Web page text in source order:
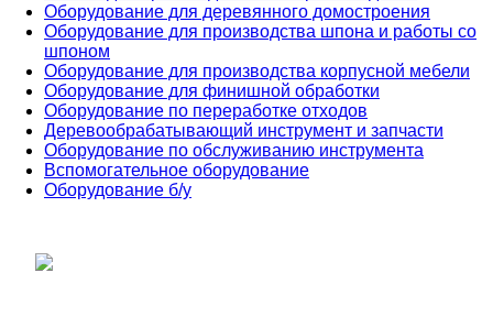
Оборудование для деревянного домостроения
Оборудование для производства шпона и работы со
шпоном
Оборудование для производства корпусной мебели
Оборудование для финишной обработки
Оборудование по переработке отходов
Деревообрабатывающий инструмент и запчасти
Оборудование по обслуживанию инструмента
Вспомогательное оборудование
Оборудование б/у